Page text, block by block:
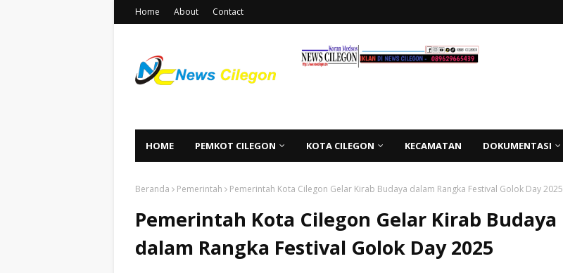
Home About Contact
HOME PEMKOT CILEGON KOTA CILEGON KECAMATAN DOKUMENTASI
Beranda Pemerintah Pemerintah Kota Cilegon Gelar Kirab Budaya dalam Rangka Festival Golok Day 2025
Pemerintah Kota Cilegon Gelar Kirab Budaya
dalam Rangka Festival Golok Day 2025